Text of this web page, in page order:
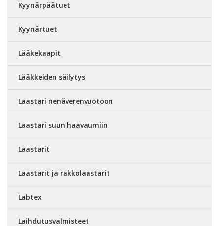
Kyynärpäätuet
Kyynärtuet
Lääkekaapit
Lääkkeiden säilytys
Laastari nenäverenvuotoon
Laastari suun haavaumiin
Laastarit
Laastarit ja rakkolaastarit
Labtex
Laihdutusvalmisteet